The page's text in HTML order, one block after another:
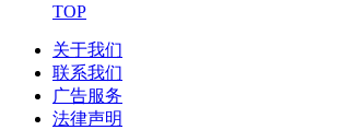
TOP
关于我们
联系我们
广告服务
法律声明